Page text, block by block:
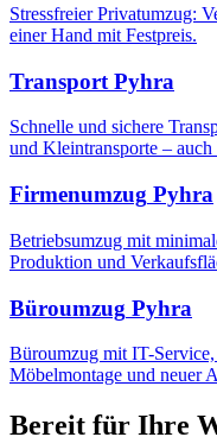
Stressfreier Privatumzug:
einer Hand mit Festpreis.
Transport Pyhra
Schnelle und sichere
und Kleintransporte –
Firmenumzug Pyhra
Betriebsumzug mit
Produktion und
Büroumzug Pyhra
Büroumzug mit IT-
Möbelmontage und neuer
Bereit für Ihre